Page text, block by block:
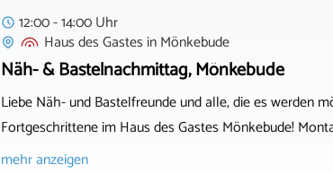
12:00 - 14:00 Uhr
Haus des Gastes inMönkebude
Näh- & Bastelnachmittag, Mönkebude
Liebe Näh- und Bastelfreunde und alle, die es werden
Fortgeschrittene im Haus des Gastes Mönkebude!
mehr anzeigen